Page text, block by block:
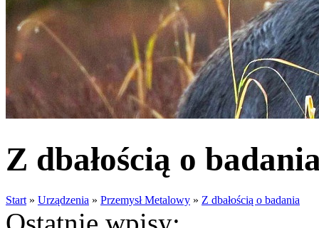
Z dbałością o
Start » Urządzenia » Przemysł Metalowy » Z dbałością o badania